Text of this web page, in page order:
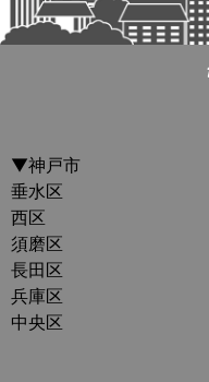
▼神戸市
垂水区
西区
須磨区
長田区
兵庫区
中央区